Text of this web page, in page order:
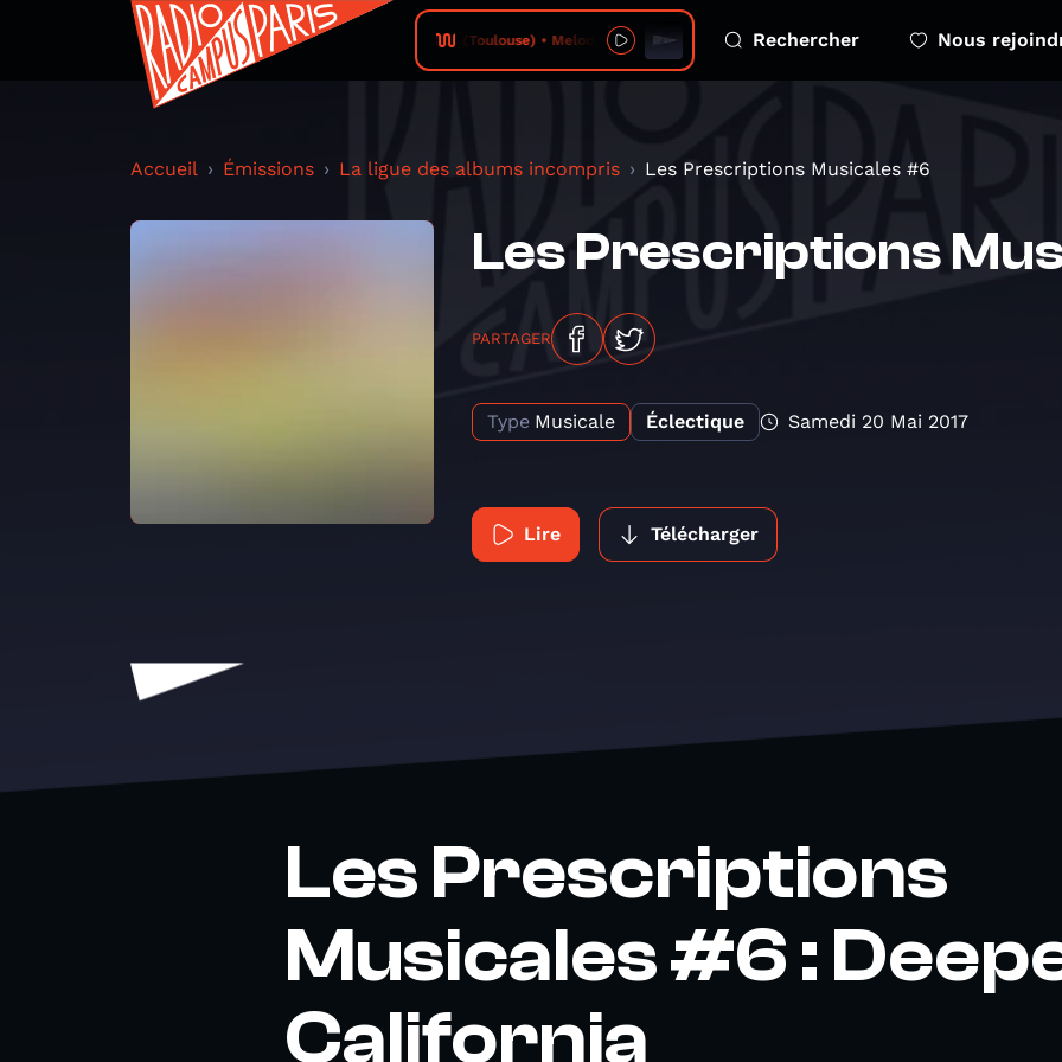
Campus FM (Toulouse) • Melodious Mosaic - 2026-08-07 - no 14Rechercher Nous
Accueil Émissions La ligue des albums incompris Les Prescriptions Musicales #6
Les Prescriptions
PARTAGER
Type Musicale Éclectique Samedi 20 Mai 2017
Lire Télécharger
Les Prescriptions
Musicales #6 :
California